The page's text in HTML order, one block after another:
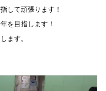
して頑張ります！
を目指します！
ます。